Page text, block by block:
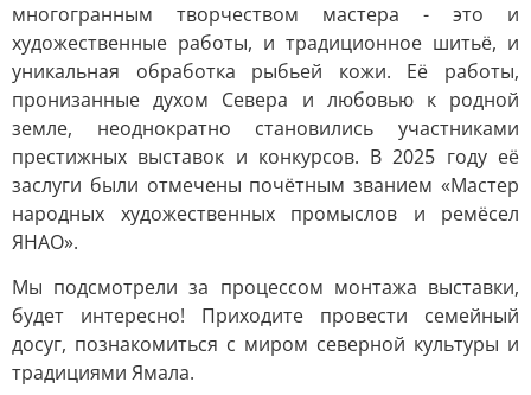
многогранным творчеством мастера - это и
художественные работы, и традиционное шитьё, и
уникальная обработка рыбьей кожи. Её работы,
пронизанные духом Севера и любовью к родной
земле, неоднократно становились участниками
престижных выставок и конкурсов. В 2025 году её
заслуги были отмечены почётным званием «Мастер
народных художественных промыслов и ремёсел
ЯНАО».
Мы подсмотрели за процессом монтажа выставки,
будет интересно! Приходите провести семейный
досуг, познакомиться с миром северной культуры и
традициями Ямала.